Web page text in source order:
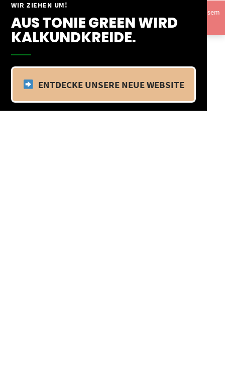
WIR ZIEHEN UM!
AUS TONIE GREEN WIRD
KALKUNDKREIDE.
ENTDECKE UNSERE NEUE WEBSITE
Springe
Inhalt
Vom 09.04.25 - 20.04.25 befinden wir uns im Betriebsurlaub. In diesem
Zeitraum findet kein Versand statt.Ausblenden